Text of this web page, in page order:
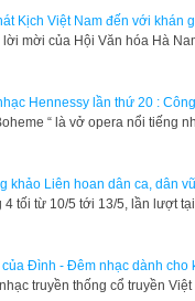
Kịch Việt Nam đến với khán
lời mời của Hội Văn hóa Hà
Hennessy lần thứ 20 :
“ là vở opera nổi tiếng
khảo Liên hoan dân ca, dân
4 tối từ 10/5 tới 13/5, lần lượt
của Đình - Đêm nhạc dành cho
truyền thống cổ truyền